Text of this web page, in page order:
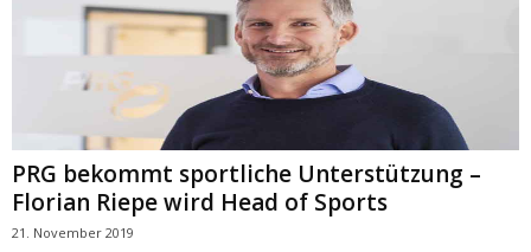
PRG bekommt sportliche Unterstützung –
Florian Riepe wird Head of Sports
21. November 2019